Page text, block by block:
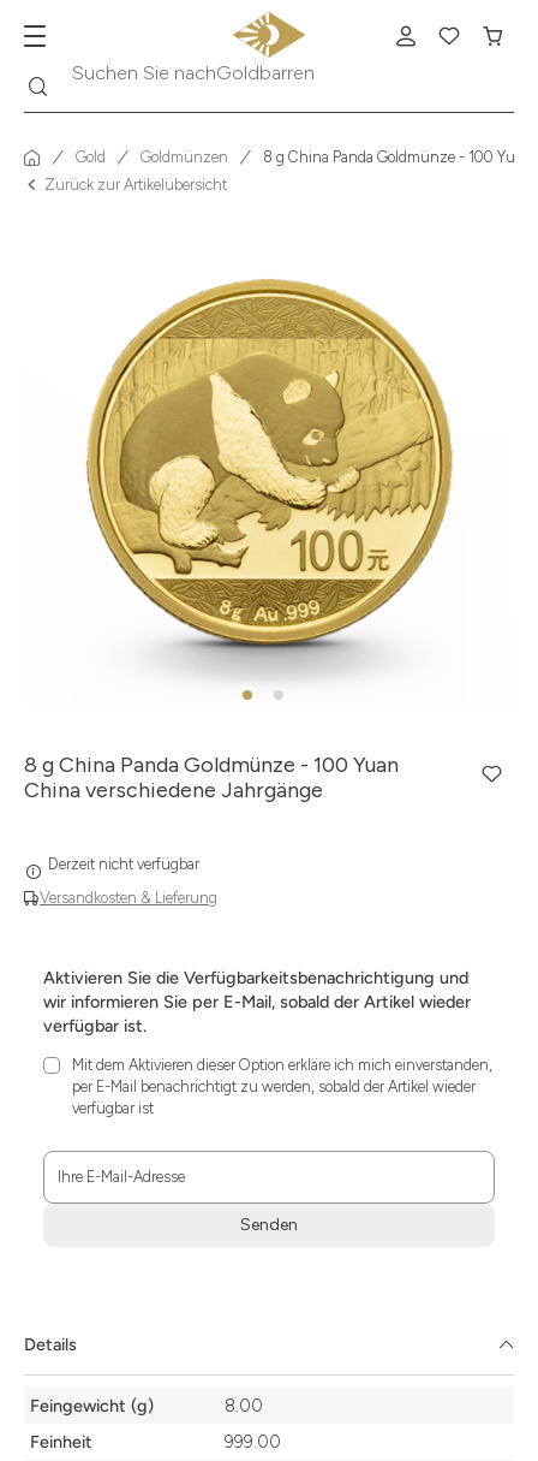
Suchen Sie nach
Gold Goldmünzen
8 g China Panda Goldmünze - 100
Zurück zur Artikelübersicht
8 g China Panda Goldmünze - 100 Yuan
China verschiedene Jahrgänge
Versandkosten & Lieferung
Derzeit nicht verfügbar
Aktivieren Sie die Verfügbarkeitsbenachrichtigung und
wir informieren Sie per E-Mail, sobald der Artikel wieder
verfügbar ist.
Mit dem Aktivieren dieser Option erkläre ich mich einverstanden,
per E-Mail benachrichtigt zu werden, sobald der Artikel wieder
verfügbar ist
Ihre E-Mail-Adresse
Senden
die
Zustimmung
aktivieren.
Details
Details
Feingewicht (g)
8.00
Feinheit
999.00